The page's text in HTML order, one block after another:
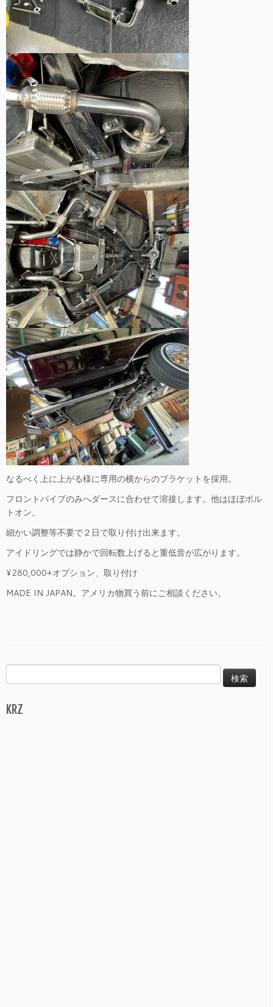
なるべく上に上がる様に専用の横からのブラケットを採用。
フロントパイプのみへダースに合わせて溶接します。他はほぼボル
トオン。
細かい調整等不要で２日で取り付け出来ます。
アイドリングでは静かで回転数上げると重低音が広がります。
¥280,000+オプション、取り付け
MADE IN JAPAN。アメリカ物買う前にご相談ください。
索:
KRZ